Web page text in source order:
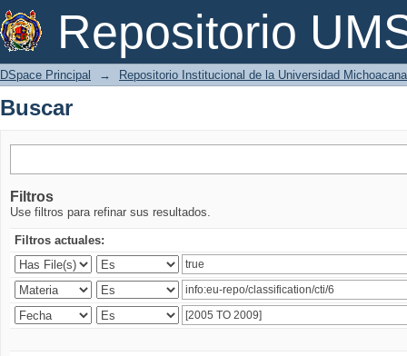
Repositorio
Buscar
DSpace Principal → Repositorio Institucional de la Universidad
Buscar
Filtros
Use filtros para refinar sus resultados.
Filtros actuales: